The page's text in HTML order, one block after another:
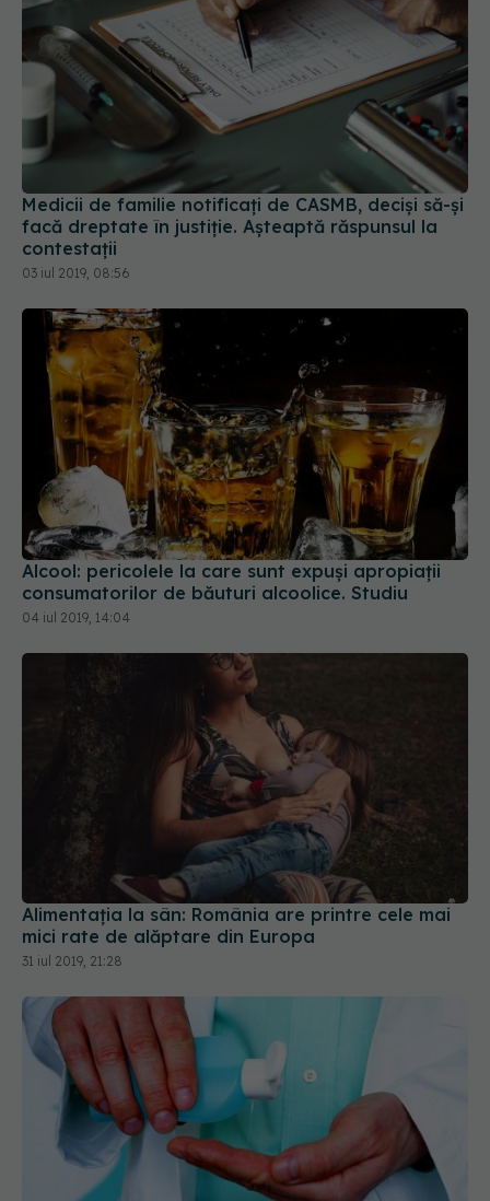
Medicii de familie notificați de CASMB, deciși să-și
facă dreptate în justiție. Așteaptă răspunsul la
contestații
Alcool: pericolele la care sunt expuși apropiații
consumatorilor de băuturi alcoolice. Studiu
04 iul 2019, 14:04
Alimentația la sân: România are printre cele mai
mici rate de alăptare din Europa
Dr Mihaela Pop, reguli de respectat la medicul de
familie. „De acum înainte vom trăi cu SARS-CoV-